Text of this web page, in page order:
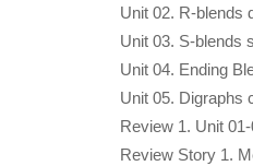
Unit 02. R-blends
Unit 03. S-blends
Unit 04. Ending
Unit 05. Digraphs
Review 1. Unit
Review Story 1.